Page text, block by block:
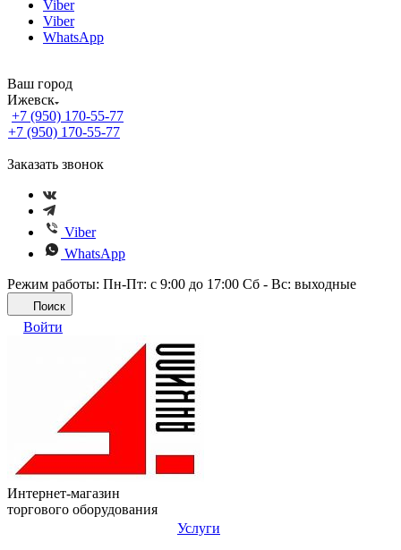
Viber
Viber
WhatsApp
Ваш город
Ижевск
+7 (950) 170-55-77
+7 (950) 170-55-77
Заказать звонок
Viber
WhatsApp
Режим работы: Пн-Пт: с 9:00 до 17:00 Сб - Вс: выходные
Поиск
Войти
Интернет-магазин
торгового оборудования
Услуги